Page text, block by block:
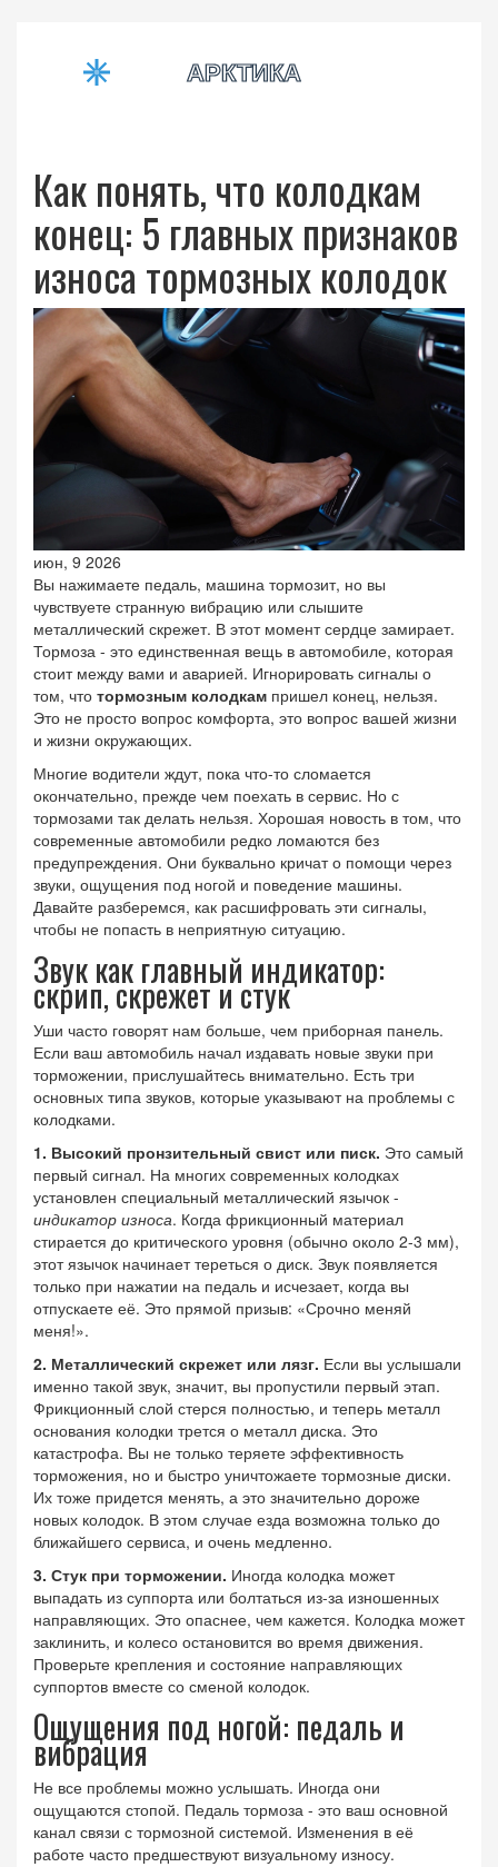
Как понять, что колодкам
конец: 5 главных признаков
износа тормозных колодок
июн, 9 2026
Вы нажимаете педаль, машина тормозит, но вы
чувствуете странную вибрацию или слышите
металлический скрежет. В этот момент сердце замирает.
Тормоза - это единственная вещь в автомобиле, которая
стоит между вами и аварией. Игнорировать сигналы о
том, что тормозным колодкам пришел конец, нельзя.
Это не просто вопрос комфорта, это вопрос вашей жизни
и жизни окружающих.
Многие водители ждут, пока что-то сломается
окончательно, прежде чем поехать в сервис. Но с
тормозами так делать нельзя. Хорошая новость в том, что
современные автомобили редко ломаются без
предупреждения. Они буквально кричат о помощи через
звуки, ощущения под ногой и поведение машины.
Давайте разберемся, как расшифровать эти сигналы,
чтобы не попасть в неприятную ситуацию.
Звук как главный индикатор:
скрип, скрежет и стук
Уши часто говорят нам больше, чем приборная панель.
Если ваш автомобиль начал издавать новые звуки при
торможении, прислушайтесь внимательно. Есть три
основных типа звуков, которые указывают на проблемы с
колодками.
1. Высокий пронзительный свист или писк. Это самый
первый сигнал. На многих современных колодках
установлен специальный металлический язычок -
индикатор износа. Когда фрикционный материал
стирается до критического уровня (обычно около 2-3 мм),
этот язычок начинает тереться о диск. Звук появляется
только при нажатии на педаль и исчезает, когда вы
отпускаете её. Это прямой призыв: «Срочно меняй
меня!».
2. Металлический скрежет или лязг. Если вы услышали
именно такой звук, значит, вы пропустили первый этап.
Фрикционный слой стерся полностью, и теперь металл
основания колодки трется о металл диска. Это
катастрофа. Вы не только теряете эффективность
торможения, но и быстро уничтожаете тормозные диски.
Их тоже придется менять, а это значительно дороже
новых колодок. В этом случае езда возможна только до
ближайшего сервиса, и очень медленно.
3. Стук при торможении. Иногда колодка может
выпадать из суппорта или болтаться из-за изношенных
направляющих. Это опаснее, чем кажется. Колодка может
заклинить, и колесо остановится во время движения.
Проверьте крепления и состояние направляющих
суппортов вместе со сменой колодок.
Ощущения под ногой: педаль и
вибрация
Не все проблемы можно услышать. Иногда они
ощущаются стопой. Педаль тормоза - это ваш основной
канал связи с тормозной системой. Изменения в её
работе часто предшествуют визуальному износу.